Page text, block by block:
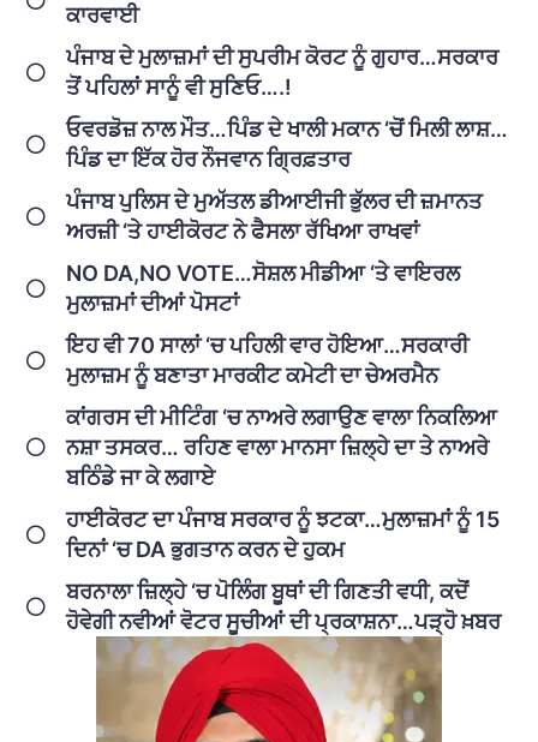
ਕਾਰਵਾਈ
ਪੰਜਾਬ ਦੇ ਮੁਲਾਜ਼ਮਾਂ ਦੀ ਸੁਪਰੀਮ ਕੋਰਟ ਨੂੰ ਗੁਹਾਰ…ਸਰਕਾਰ
ਤੋਂ ਪਹਿਲਾਂ ਸਾਨੂੰ ਵੀ ਸੁਣਿਓ….!
ਓਵਰਡੋਜ਼ ਨਾਲ ਮੌਤ…ਪਿੰਡ ਦੇ ਖਾਲੀ ਮਕਾਨ ‘ਚੋਂ ਮਿਲੀ ਲਾਸ਼…
ਪਿੰਡ ਦਾ ਇੱਕ ਹੋਰ ਨੌਜਵਾਨ ਗ੍ਰਿਫ਼ਤਾਰ
ਪੰਜਾਬ ਪੁਲਿਸ ਦੇ ਮੁਅੱਤਲ ਡੀਆਈਜੀ ਭੁੱਲਰ ਦੀ ਜ਼ਮਾਨਤ
ਅਰਜ਼ੀ ‘ਤੇ ਹਾਈਕੋਰਟ ਨੇ ਫੈਸਲਾ ਰੱਖਿਆ ਰਾਖਵਾਂ
NO DA,NO VOTE…ਸੋਸ਼ਲ ਮੀਡੀਆ ‘ਤੇ ਵਾਇਰਲ
ਮੁਲਾਜ਼ਮਾਂ ਦੀਆਂ ਪੋਸਟਾਂ
ਇਹ ਵੀ 70 ਸਾਲਾਂ ‘ਚ ਪਹਿਲੀ ਵਾਰ ਹੋਇਆ…ਸਰਕਾਰੀ
ਮੁਲਾਜ਼ਮ ਨੂੰ ਬਣਾਤਾ ਮਾਰਕੀਟ ਕਮੇਟੀ ਦਾ ਚੇਅਰਮੈਨ
ਕਾਂਗਰਸ ਦੀ ਮੀਟਿੰਗ ‘ਚ ਨਾਅਰੇ ਲਗਾਉਣ ਵਾਲਾ ਨਿਕਲਿਆ
ਨਸ਼ਾ ਤਸਕਰ… ਰਹਿਣ ਵਾਲਾ ਮਾਨਸਾ ਜ਼ਿਲ੍ਹੇ ਦਾ ਤੇ ਨਾਅਰੇ
ਬਠਿੰਡੇ ਜਾ ਕੇ ਲਗਾਏ
ਹਾਈਕੋਰਟ ਦਾ ਪੰਜਾਬ ਸਰਕਾਰ ਨੂੰ ਝਟਕਾ…ਮੁਲਾਜ਼ਮਾਂ ਨੂੰ 15
ਦਿਨਾਂ ‘ਚ DA ਭੁਗਤਾਨ ਕਰਨ ਦੇ ਹੁਕਮ
ਬਰਨਾਲਾ ਜ਼ਿਲ੍ਹੇ ‘ਚ ਪੋਲਿੰਗ ਬੂਥਾਂ ਦੀ ਗਿਣਤੀ ਵਧੀ, ਕਦੋਂ
ਹੋਵੇਗੀ ਨਵੀਆਂ ਵੋਟਰ ਸੂਚੀਆਂ ਦੀ ਪ੍ਰਕਾਸ਼ਨਾ…ਪੜ੍ਹੋ ਖ਼ਬਰ